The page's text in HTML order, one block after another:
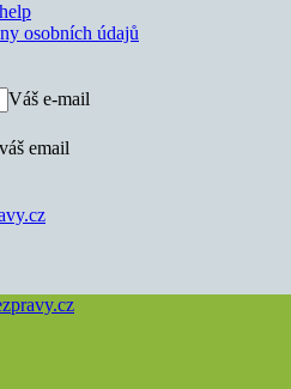
osobních údajů
Váš e-mail
email